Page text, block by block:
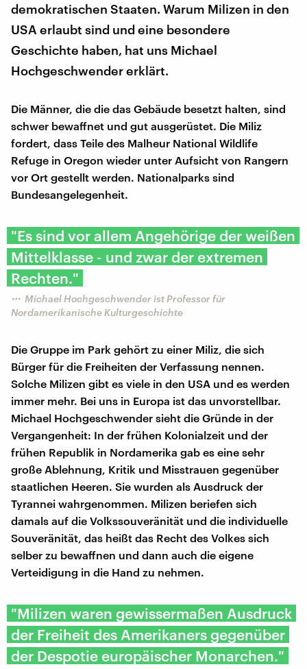
demokratischen Staaten. Warum Milizen in den
USA erlaubt sind und eine besondere
Geschichte haben, hat uns Michael
Hochgeschwender erklärt.
Die Männer, die die das Gebäude besetzt halten, sind
schwer bewaffnet und gut ausgerüstet. Die Miliz
fordert, dass Teile des Malheur National Wildlife
Refuge in Oregon wieder unter Aufsicht von Rangern
vor Ort gestellt werden. Nationalparks sind
Bundesangelegenheit.
"Es sind vor allem Angehörige der weißen
Mittelklasse - und zwar der extremen
Rechten."
Michael Hochgeschwender ist Professor für
Nordamerikanische Kulturgeschichte
Die Gruppe im Park gehört zu einer Miliz, die sich
Bürger für die Freiheiten der Verfassung nennen.
Solche Milizen gibt es viele in den USA und es werden
immer mehr. Bei uns in Europa ist das unvorstellbar.
Michael Hochgeschwender sieht die Gründe in der
Vergangenheit: In der frühen Kolonialzeit und der
frühen Republik in Nordamerika gab es eine sehr
große Ablehnung, Kritik und Misstrauen gegenüber
staatlichen Heeren. Sie wurden als Ausdruck der
Tyrannei wahrgenommen. Milizen beriefen sich
damals auf die Volkssouveränität und die individuelle
Souveränität, das heißt das Recht des Volkes sich
selber zu bewaffnen und dann auch die eigene
Verteidigung in die Hand zu nehmen.
"Milizen waren gewissermaßen Ausdruck
der Freiheit des Amerikaners gegenüber
der Despotie europäischer Monarchen."